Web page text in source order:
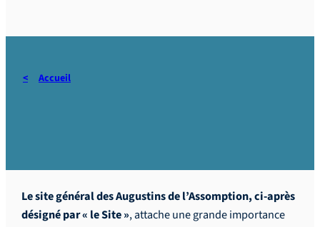
Accueil
Le site général des Augustins de l’Assomption, ci-après
désigné par « le Site », attache une grande importance